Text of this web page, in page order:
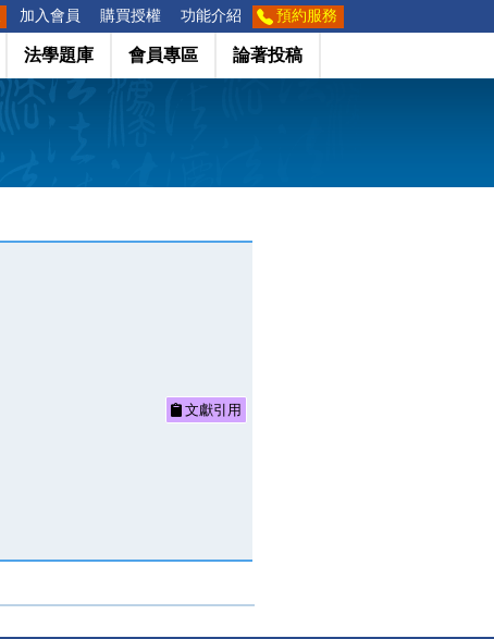
加入會員 購買授權 功能介紹 預約服務
法學題庫 會員專區 論著投稿
文獻引用